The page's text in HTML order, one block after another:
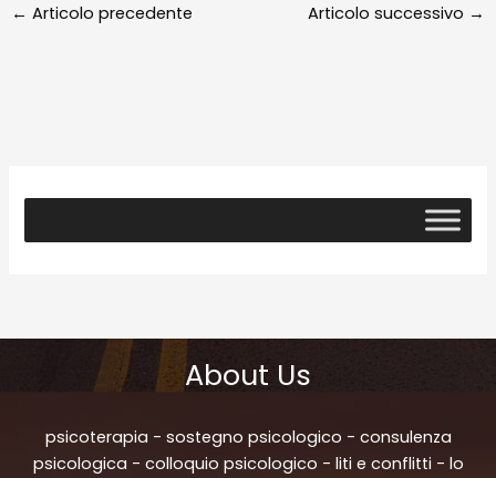
← Articolo precedente Articolo successivo →
About Us
psicoterapia - sostegno psicologico - consulenza
psicologica - colloquio psicologico - liti e conflitti - lo